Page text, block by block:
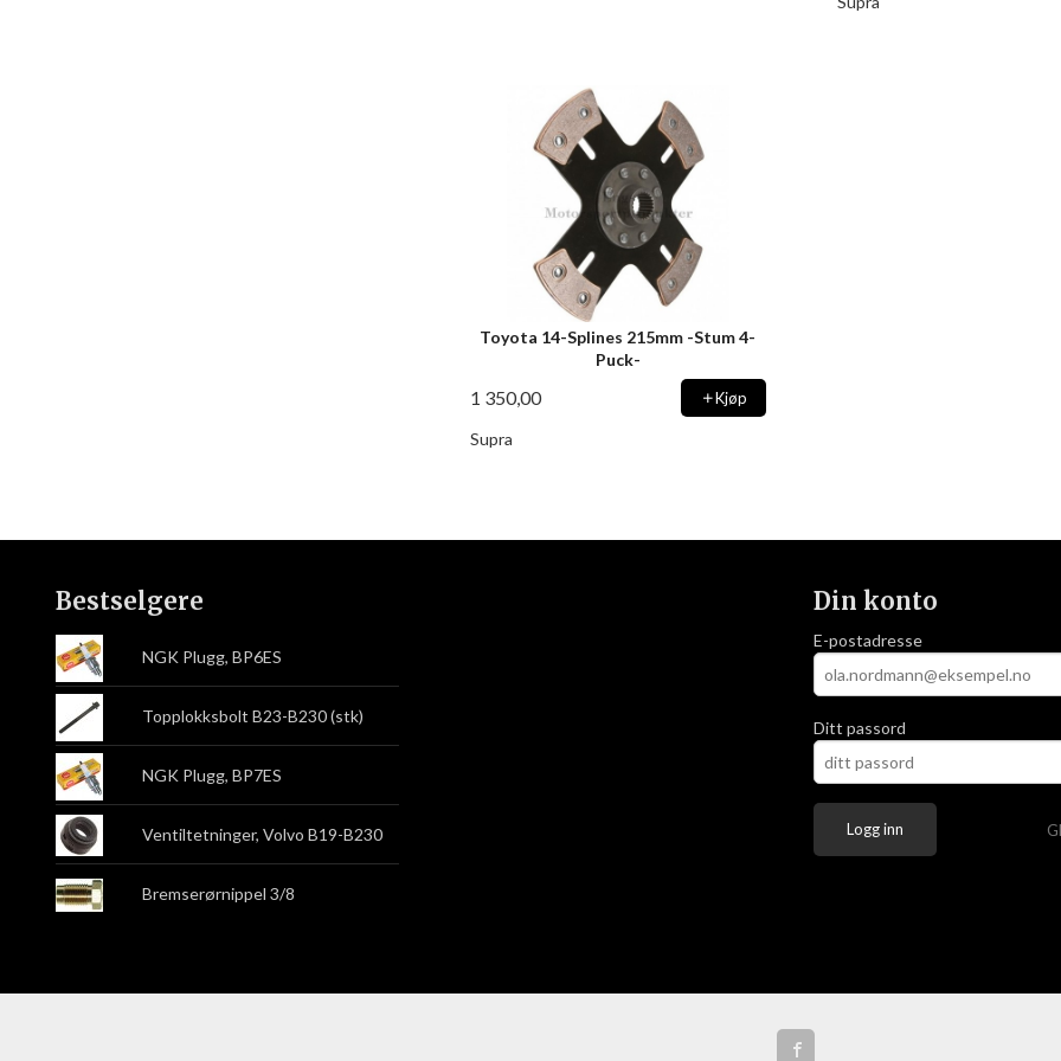
Toyota 14-Splines 215mm -Stum 4-
Puck-
1 350,00 Kjøp
Supra
Bestselgere
NGK Plugg, BP6ES
Topplokksbolt B23-B230 (stk)
NGK Plugg, BP7ES
Ventiltetninger, Volvo B19-B230
Bremserørnippel 3/8
Din konto
E-postadresse
Ditt passord